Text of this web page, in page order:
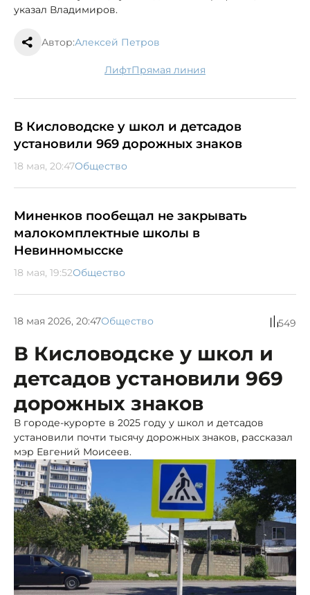
указал Владимиров.
Автор:Алексей Петров
лифт Прямая линия
В Кисловодске у школ и детсадов
установили 969 дорожных знаков
18 мая, 20:47Общество
Миненков пообещал не закрывать
малокомплектные школы в
Невинномысске
18 мая, 19:52Общество
18 мая 2026, 20:47Общество 549
В Кисловодске у школ и
детсадов установили 969
дорожных знаков
В городе-курорте в 2025 году у школ и детсадов
установили почти тысячу дорожных знаков, рассказал
мэр Евгений Моисеев.